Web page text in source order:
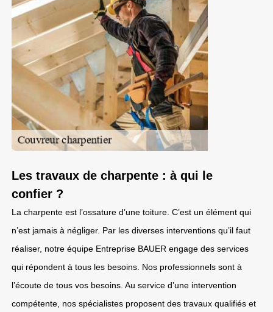
Les travaux de charpente : à qui le
confier ?
La charpente est l’ossature d’une toiture. C’est un élément qui
n’est jamais à négliger. Par les diverses interventions qu’il faut
réaliser, notre équipe Entreprise BAUER engage des services
qui répondent à tous les besoins. Nos professionnels sont à
l’écoute de tous vos besoins. Au service d’une intervention
compétente, nos spécialistes proposent des travaux qualifiés et